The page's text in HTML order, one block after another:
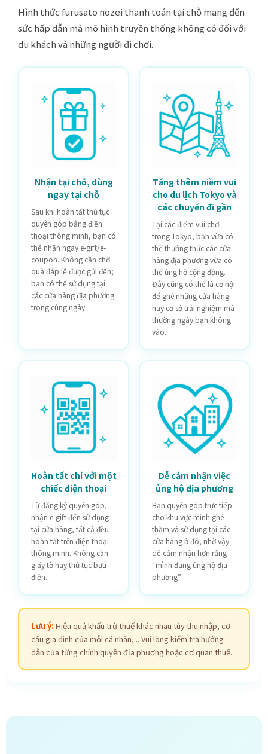
Hình thức furusato nozei thanh toán tại chỗ mang đến
sức hấp dẫn mà mô hình truyền thống không có đối với
du khách và những người đi chơi.
Nhận tại chỗ, dùng
ngay tại chỗ
Sau khi hoàn tất thủ tục
quyên góp bằng điện
thoại thông minh, bạn có
thể nhận ngay e-gift/e-
coupon. Không cần chờ
quà đáp lễ được gửi đến;
bạn có thể sử dụng tại
các cửa hàng địa phương
trong cùng ngày.
Tăng thêm niềm vui
cho du lịch Tokyo và
các chuyến đi gần
Tại các điểm vui chơi
trong Tokyo, bạn vừa có
thể thưởng thức các cửa
hàng địa phương vừa có
thể ủng hộ cộng đồng.
Đây cũng có thể là cơ hội
để ghé những cửa hàng
hay cơ sở trải nghiệm mà
thường ngày bạn không
vào.
Hoàn tất chỉ với một
chiếc điện thoại
Từ đăng ký quyên góp,
nhận e-gift đến sử dụng
tại cửa hàng, tất cả đều
hoàn tất trên điện thoại
thông minh. Không cần
giấy tờ hay thủ tục bưu
điện.
Dễ cảm nhận việc
ủng hộ địa phương
Bạn quyên góp trực tiếp
cho khu vực mình ghé
thăm và sử dụng tại các
cửa hàng ở đó, nhờ vậy
dễ cảm nhận hơn rằng
“mình đang ủng hộ địa
phương”.
Lưu ý: Hiệu quả khấu trừ thuế khác nhau tùy thu nhập, cơ
cấu gia đình của mỗi cá nhân,... Vui lòng kiểm tra hướng
dẫn của từng chính quyền địa phương hoặc cơ quan thuế.